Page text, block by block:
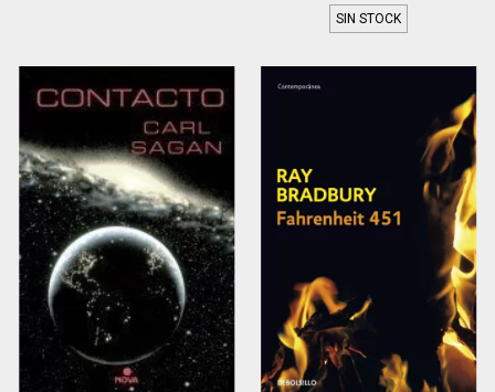
SIN STOCK